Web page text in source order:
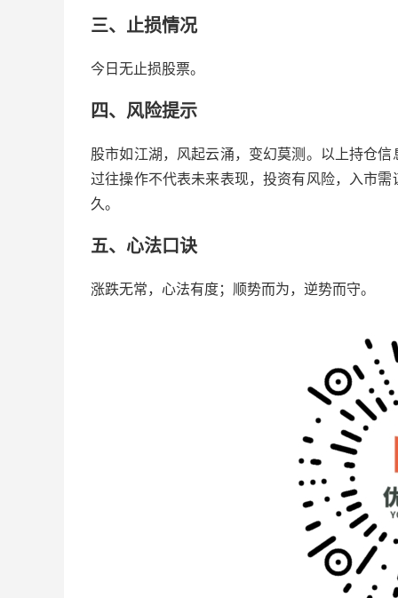
三、止损情况
今日无止损股票。
四、风险提示
股市如江湖，风起云涌，变幻莫测。以上持仓
过往操作不代表未来表现，投资有风险，入市
久。
五、心法口诀
涨跌无常，心法有度；顺势而为，逆势而守。